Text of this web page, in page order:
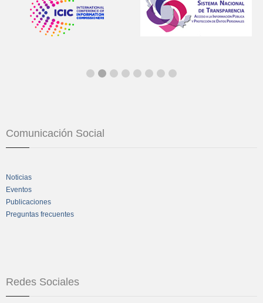
Comunicación Social
Noticias
Eventos
Publicaciones
Preguntas frecuentes
Redes Sociales